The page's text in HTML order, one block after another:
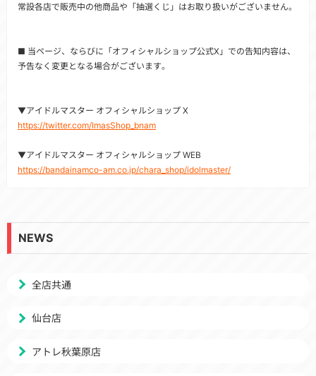
常設各店で販売中の他商品や「抽選くじ」はお取り扱いがございません。
■ 当ページ、ならびに「オフィシャルショップ公式X」での告知内容は、
予告なく変更となる場合がございます。
▼アイドルマスター オフィシャルショップ X
https://twitter.com/ImasShop_bnam
▼アイドルマスター オフィシャルショップ WEB
https://bandainamco-am.co.jp/chara_shop/idolmaster/
NEWS
全店共通
仙台店
アトレ秋葉原店